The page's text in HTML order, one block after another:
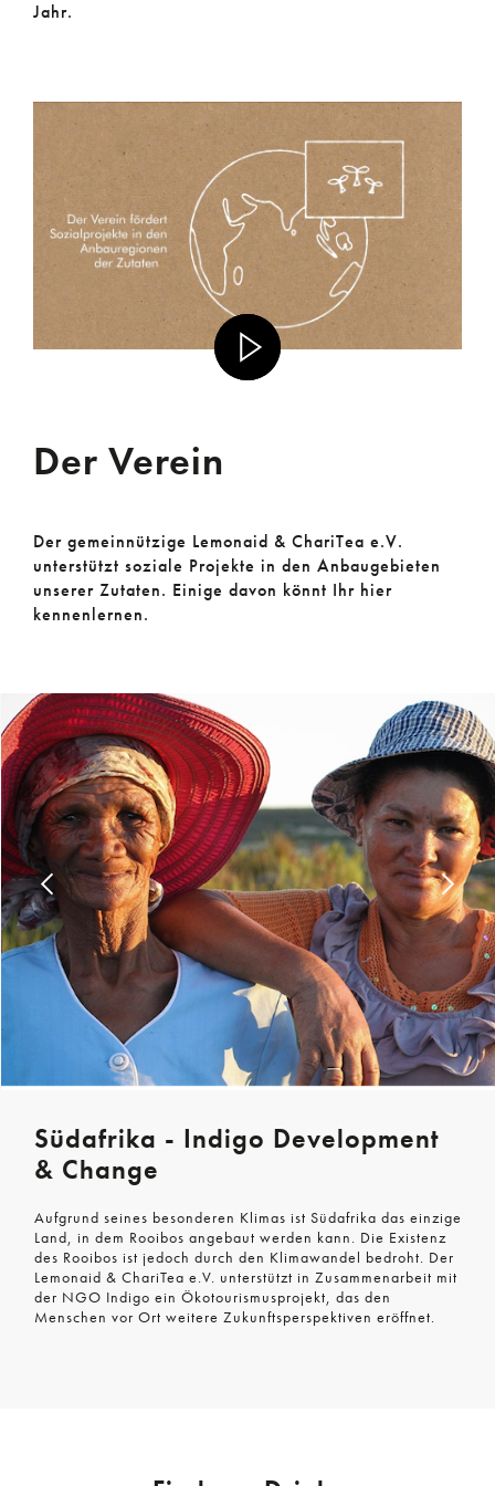
Jahr.
Der Verein
Der gemeinnützige Lemonaid & ChariTea e.V.
unterstützt soziale Projekte in den Anbaugebieten
unserer Zutaten. Einige davon könnt Ihr hier
kennenlernen.
Südafrika - Indigo Development
& Change
Aufgrund seines besonderen Klimas ist Südafrika das einzige
Land, in dem Rooibos angebaut werden kann. Die Existenz
des Rooibos ist jedoch durch den Klimawandel bedroht. Der
Lemonaid & ChariTea e.V. unterstützt in Zusammenarbeit mit
der NGO Indigo ein Ökotourismusprojekt, das den
Menschen vor Ort weitere Zukunftsperspektiven eröffnet.